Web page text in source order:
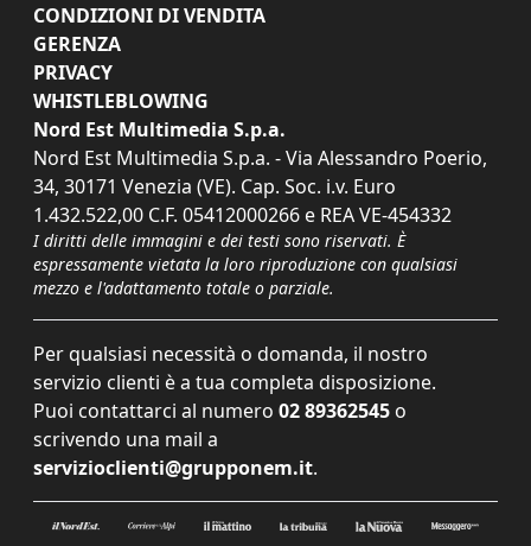
CONDIZIONI DI VENDITA
GERENZA
PRIVACY
WHISTLEBLOWING
Nord Est Multimedia S.p.a.
Nord Est Multimedia S.p.a. - Via Alessandro Poerio,
34, 30171 Venezia (VE). Cap. Soc. i.v. Euro
1.432.522,00 C.F. 05412000266 e REA VE-454332
I diritti delle immagini e dei testi sono riservati. È
espressamente vietata la loro riproduzione con qualsiasi
mezzo e l'adattamento totale o parziale.
Per qualsiasi necessità o domanda, il nostro
servizio clienti è a tua completa disposizione.
Puoi contattarci al numero 02 89362545 o
scrivendo una mail a
servizioclienti@grupponem.it.